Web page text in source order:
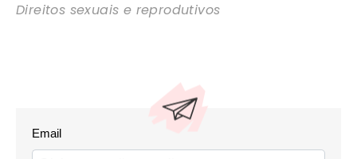
Direitos sexuais e reprodutivos